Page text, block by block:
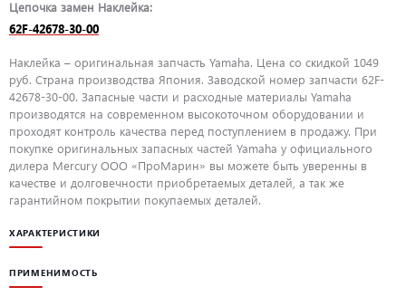
Цепочка замен Наклейка:
62F-42678-30-00
Наклейка – оригинальная запчасть Yamaha. Цена со скидкой 1049
руб. Страна производства Япония. Заводской номер запчасти 62F-
42678-30-00. Запасные части и расходные материалы Yamaha
производятся на современном высокоточном оборудовании и
проходят контроль качества перед поступлением в продажу. При
покупке оригинальных запасных частей Yamaha у официального
дилера Mercury ООО «ПроМарин» вы можете быть уверенны в
качестве и долговечности приобретаемых деталей, а так же
гарантийном покрытии покупаемых деталей.
ХАРАКТЕРИСТИКИ
ПРИМЕНИМОСТЬ